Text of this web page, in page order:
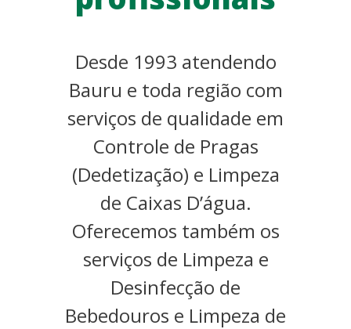
Desde 1993 atendendo
Bauru e toda região com
serviços de qualidade em
Controle de Pragas
(Dedetização) e Limpeza
de Caixas D’água.
Oferecemos também os
serviços de Limpeza e
Desinfecção de
Bebedouros e Limpeza de